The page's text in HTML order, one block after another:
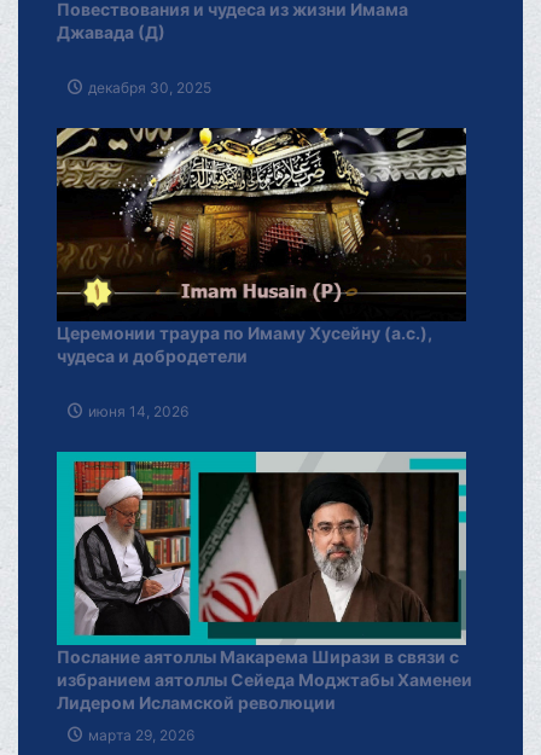
Повествования и чудеса из жизни Имама
Джавада (Д)
декабря 30, 2025
Церемонии траура по Имаму Хусейну (а.с.),
чудеса и добродетели
июня 14, 2026
Послание аятоллы Макарема Ширази в связи с
избранием аятоллы Сейеда Моджтабы Хаменеи
Лидером Исламской революции
марта 29, 2026